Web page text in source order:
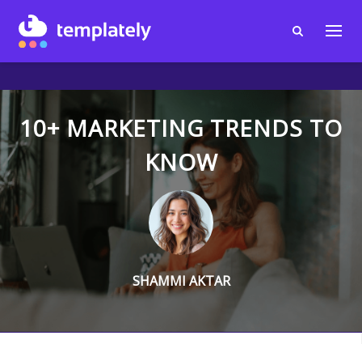
10+ MARKETING TRENDS TO
KNOW
SHAMMI AKTAR